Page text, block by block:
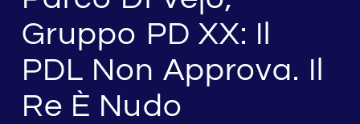
Gruppo PD XX: Il
PDL Non Approva. Il
Re È Nudo